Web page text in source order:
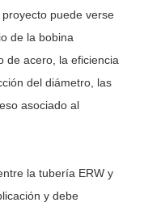
puede verse
de la bobina
de acero, la eficiencia
del diámetro, las
asociado al
la tubería ERW y
y debe